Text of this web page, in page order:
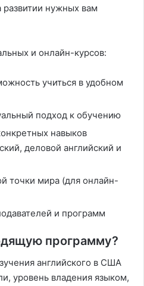
развитии нужных вам
и онлайн-курсов:
учиться в удобном
подход к обучению
навыков
деловой английский и
точки мира (для онлайн-
и программ
программу?
английского в США
уровень владения языком,